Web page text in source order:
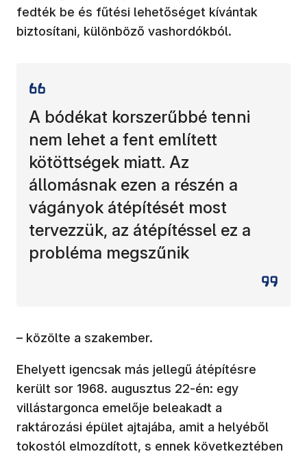
fedték be és fűtési lehetőséget kívántak
biztosítani, különböző vashordókból.
A bódékat korszerűbbé tenni
nem lehet a fent említett
kötöttségek miatt. Az
állomásnak ezen a részén a
vágányok átépítését most
tervezzük, az átépítéssel ez a
probléma megszűnik
– közölte a szakember.
Ehelyett igencsak más jellegű átépítésre
került sor 1968. augusztus 22-én: egy
villástargonca emelője beleakadt a
raktározási épület ajtajába, amit a helyéből
tokostól elmozdított, s ennek következtében